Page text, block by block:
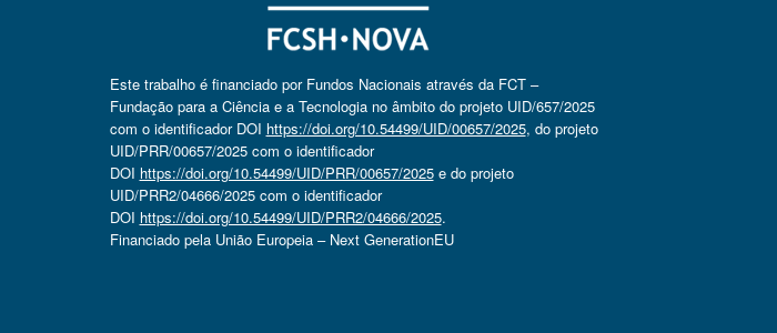
Este trabalho é financiado por Fundos Nacionais através da FCT –
Fundação para a Ciência e a Tecnologia no âmbito do projeto UID/657/2025
com o identificador DOI https://doi.org/10.54499/UID/00657/2025, do projeto
UID/PRR/00657/2025 com o identificador
DOI https://doi.org/10.54499/UID/PRR/00657/2025e do projeto
UID/PRR2/04666/2025 com o identificador
DOI https://doi.org/10.54499/UID/PRR2/04666/2025.
Financiado pela União Europeia – Next GenerationEU